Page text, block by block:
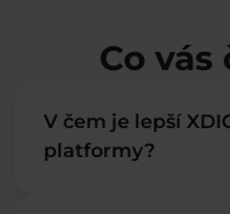
Co vás
V čem je lepší
platformy?